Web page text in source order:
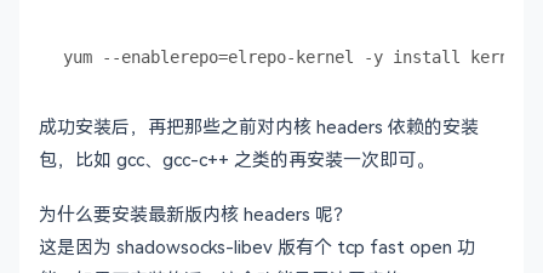
成功安装后，再把那些之前对内核 headers 依赖的安装
包，比如 gcc、gcc-c++ 之类的再安装一次即可。
为什么要安装最新版内核 headers 呢？
这是因为 shadowsocks-libev 版有个 tcp fast open 功